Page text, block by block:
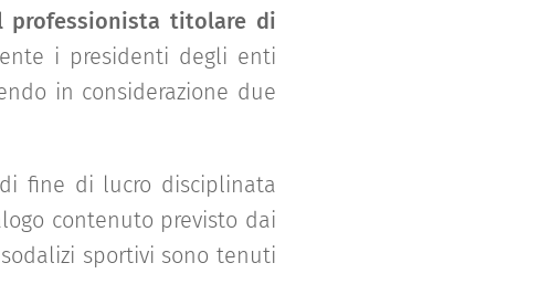
professionista titolare di
i presidenti degli enti
in considerazione due
fine di lucro disciplinata
contenuto previsto dai
sportivi sono tenuti